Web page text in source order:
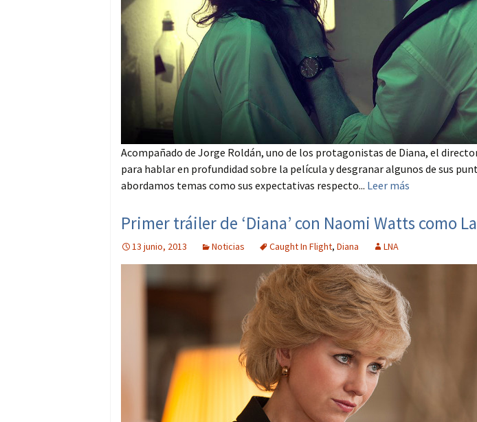
Acompañado de Jorge Roldán, uno de los protagonistas de Diana, el
para hablar en profundidad sobre la película y desgranar algunos de sus
abordamos temas como sus expectativas respecto... Leer más
Primer tráiler de ‘Diana’ con Naomi Watts como
13 junio, 2013 Noticias Caught In Flight, Diana LNA